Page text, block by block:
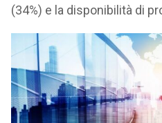
(34%) e la disponibilità di